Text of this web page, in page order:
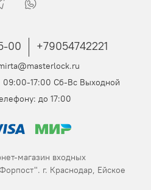
00 +79054742221
17:00 Сб-Вс Выходной
до 17:00
магазин входных
г. Краснодар, Ейское